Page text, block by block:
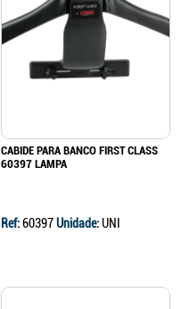
CABIDE PARA BANCO FIRST CLASS
60397 LAMPA
Ref:60397Unidade:UNI